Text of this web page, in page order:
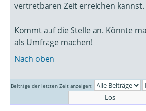
vertretbaren Zeit erreichen kannst.
Kommt auf die Stelle an. Könnte
als Umfrage machen!
Nach oben
Beiträge der letzten Zeit anzeigen: